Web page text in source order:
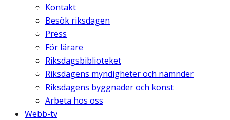
Kontakt
Besök riksdagen
Press
För lärare
Riksdagsbiblioteket
Riksdagens myndigheter och nämnder
Riksdagens byggnader och konst
Arbeta hos oss
Webb-tv